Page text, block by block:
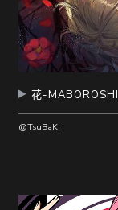
花-MABOROSHI
@TsuBaKi